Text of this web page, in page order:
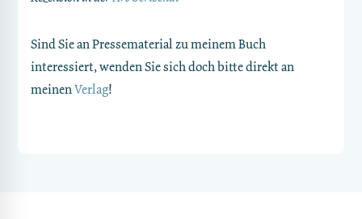
Sind Sie an Pressematerial zu meinem Buch
interessiert, wenden Sie sich doch bitte direkt an
meinenVerlag!